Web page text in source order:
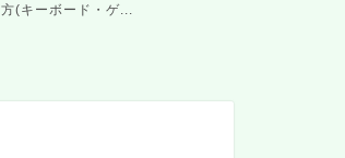
ーター比較